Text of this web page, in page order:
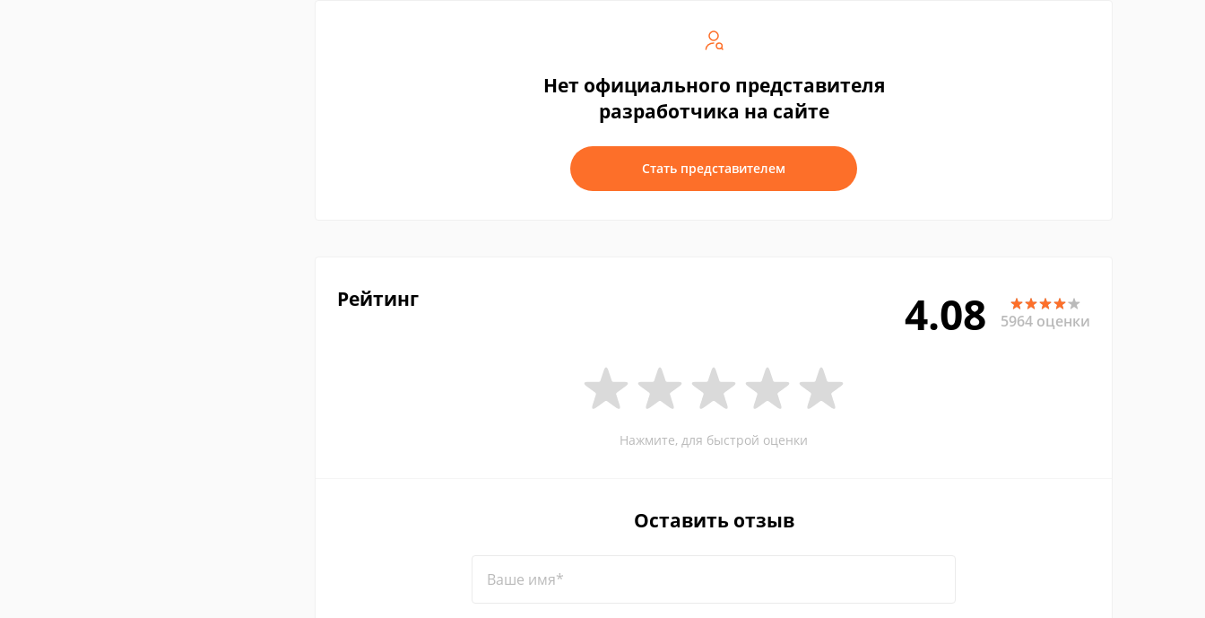
Нет официального представителя
разработчика на сайте
Стать представителем
Рейтинг 4.08 5964 оценки
Нажмите, для быстрой оценки
Оставить отзыв
Ваше имя*